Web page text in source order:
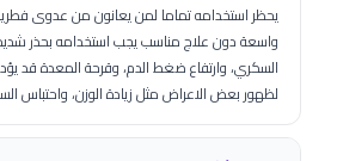
يحظر استخدامه تماما لمن يعانون من عدوى فطرية
واسعة دون علاج مناسب يجب استخدامه بحذر
السكري، وارتفاع ضغط الدم، وقرحة المعدة قد
لظهور بعض الاعراض مثل زيادة الوزن، واحتباس